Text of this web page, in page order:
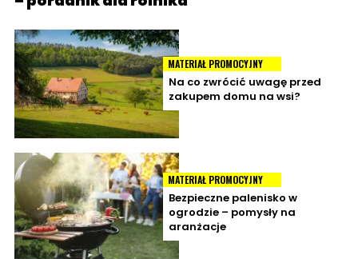
MATERIAŁ PROMOCYJNY
Na co zwrócić uwagę przed
zakupem domu na wsi?
MATERIAŁ PROMOCYJNY
Bezpieczne palenisko w
ogrodzie – pomysły na
aranżacje